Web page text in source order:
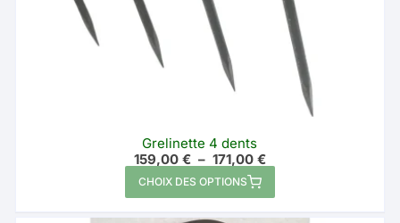
produit
Grelinette 4 dents
159,00 € – 171,00 €Plage
de
159,00 €
CHOIX DES OPTIONS
produit
a